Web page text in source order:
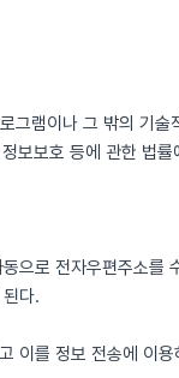
그램이나 그 밖의 기술
보보호 등에 관한 법률
으로 전자우편주소를
다.
이를 정보 전송에 이용